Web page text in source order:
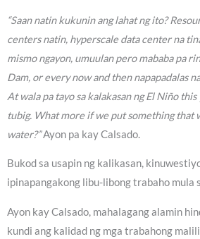
“Saan natin kukunin ang lahat ng ito?
centers natin, hyperscale data center na
mismo ngayon, umuulan pero mababa pa
Dam, or every now and then napapadalas
At wala pa tayo sa kalakasan ng El Niño this
tubig. What more if we put something that
water?”Ayon pa kay Calsado.
Bukod sa usapin ng kalikasan,
ipinapangakong libu-libong trabaho mula
Ayon kay Calsado, mahalagang alamin
kundi ang kalidad ng mga trabahong